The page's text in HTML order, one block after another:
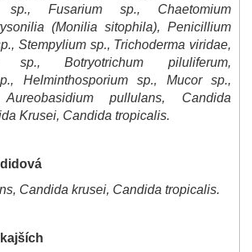
sp., Fusarium sp., Chaetomium
(Monilia sitophila), Penicillium
Stempylium sp., Trichoderma viridae,
sp., Botryotrichum piluliferum,
Helminthosporium sp., Mucor sp.,
pullulans, Candida
Krusei, Candida tropicalis.
Candida krusei, Candida tropicalis.